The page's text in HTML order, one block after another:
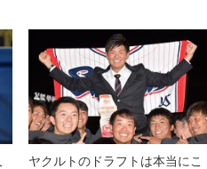
ヤクルトのドラフトは本当にこ